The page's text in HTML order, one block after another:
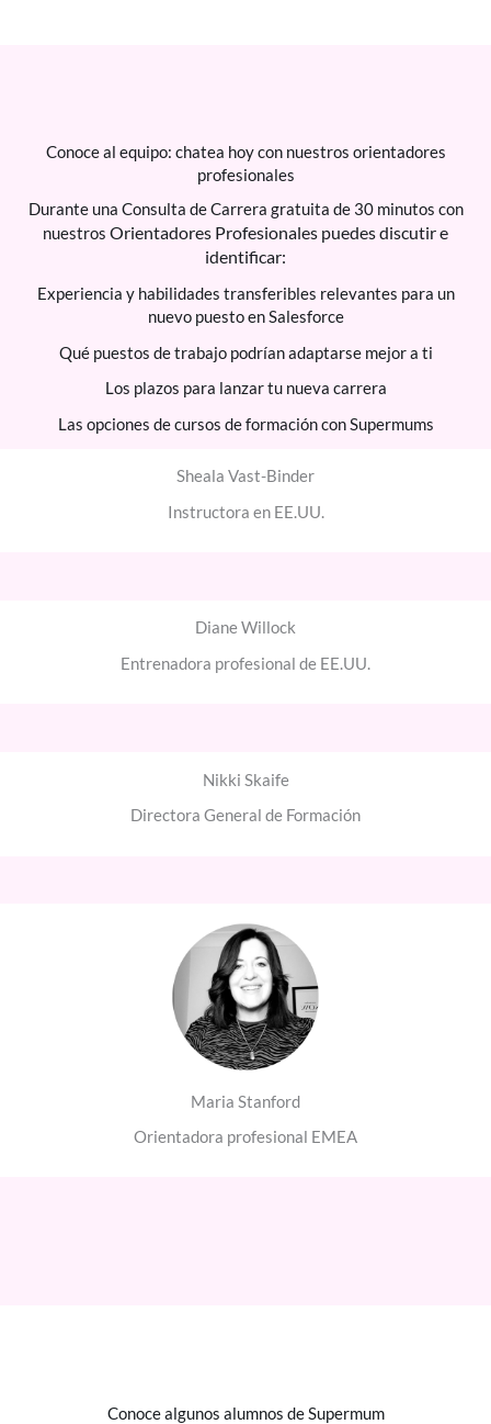
Conoce al equipo: chatea hoy con nuestros orientadores
profesionales
Durante una Consulta de Carrera gratuita de 30 minutos con
nuestros Orientadores Profesionales puedes discutir e
identificar:
Experiencia y habilidades transferibles relevantes para un
nuevo puesto en Salesforce
Qué puestos de trabajo podrían adaptarse mejor a ti
Los plazos para lanzar tu nueva carrera
Las opciones de cursos de formación con Supermums
Sheala Vast-Binder
Instructora en EE.UU.
Diane Willock
Entrenadora profesional de EE.UU.
Nikki Skaife
Directora General de Formación
Maria Stanford
Orientadora profesional EMEA
Conoce algunos alumnos de Supermum